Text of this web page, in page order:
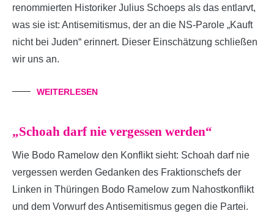
renommierten Historiker Julius Schoeps als das entlarvt,
was sie ist: Antisemitismus, der an die NS-Parole „Kauft
nicht bei Juden“ erinnert. Dieser Einschätzung schließen
wir uns an.
WEITERLESEN
„Schoah darf nie vergessen werden“
Wie Bodo Ramelow den Konflikt sieht: Schoah darf nie
vergessen werden Gedanken des Fraktionschefs der
Linken in Thüringen Bodo Ramelow zum Nahostkonflikt
und dem Vorwurf des Antisemitismus gegen die Partei.